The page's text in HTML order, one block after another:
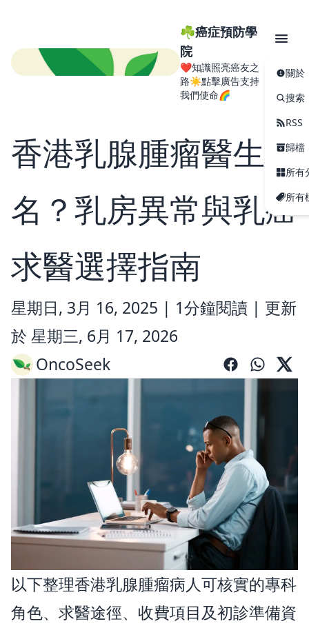
☘️癌症預防學
院
❤️知識照亮癌友之
路☀️點擊廣告支持
我們使命🌈
關於
搜索
RSS
歸檔
所有
所有
香港乳腺腫瘤醫生排
名？乳房異常與乳癌
求醫選擇指南
星期日, 3月 16, 2025 | 1分鐘閱讀 | 更新
於 星期三, 6月 17, 2026
OncoSeek
以下整理香港乳腺腫瘤病人可核實的專科
角色、求醫途徑、收費項目及初診準備資